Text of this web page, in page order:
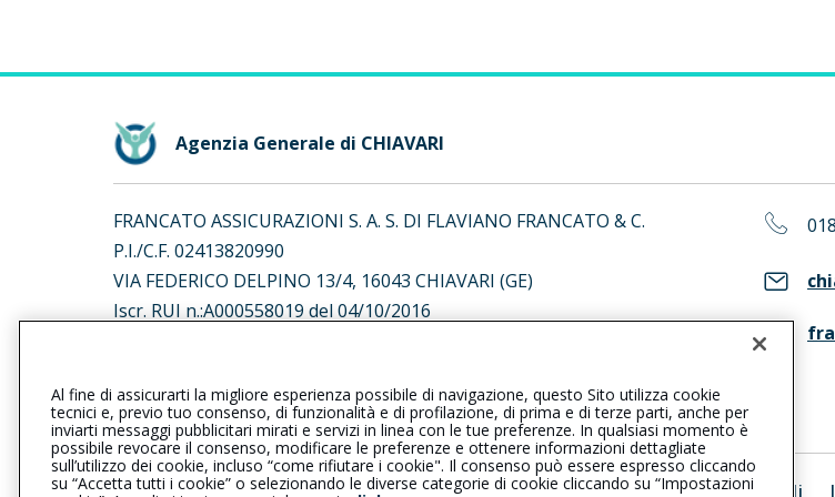
Agenzia Generale di CHIAVARI
FRANCATO ASSICURAZIONI S. A. S. DI FLAVIANO FRANCATO & C.
P.I./C.F. 02413820990
VIA FEDERICO DELPINO 13/4, 16043 CHIAVARI (GE)
Iscr. RUI n.:A000558019 del 04/10/2016
al seguentelink
Privacy | Cookie | Il Gruppo Generali | Reclami | Note legali |
Al fine di assicurarti la migliore esperienza possibile di navigazione, questo Sito utilizza cookie
tecnici e, previo tuo consenso, di funzionalità e di profilazione, di prima e di terze parti, anche per
inviarti messaggi pubblicitari mirati e servizi in linea con le tue preferenze. In qualsiasi momento è
possibile revocare il consenso, modificare le preferenze e ottenere informazioni dettagliate
sull’utilizzo dei cookie, incluso “come rifiutare i cookie". Il consenso può essere espresso cliccando
su “Accetta tutti i cookie” o selezionando le diverse categorie di cookie cliccando su “Impostazioni